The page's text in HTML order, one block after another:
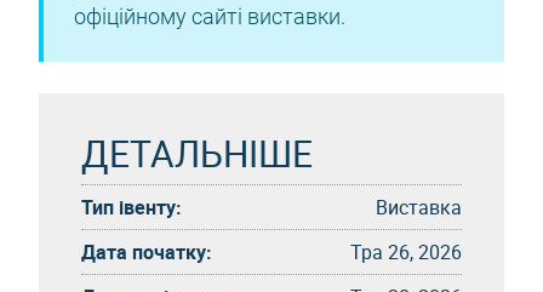
офіційному сайті виставки.
ДЕТАЛЬНІШЕ
Тип івенту:
Виставка
Дата початку:
Тра 26, 2026